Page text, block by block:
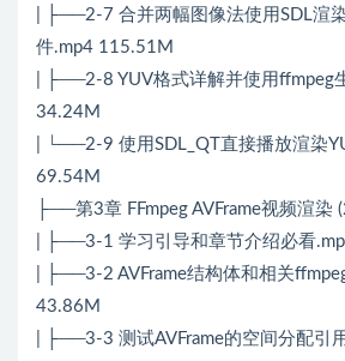
| ├──2-7 合并两幅图像法使用SDL渲
件.mp4 115.51M
| ├──2-8 YUV格式详解并使用ffmpeg
34.24M
| └──2-9 使用SDL_QT直接播放渲染
69.54M
├──第3章 FFmpeg AVFrame视频渲染
| ├──3-1 学习引导和章节介绍必看
| ├──3-2 AVFrame结构体和相关
43.86M
| ├──3-3 测试AVFrame的空间分配引